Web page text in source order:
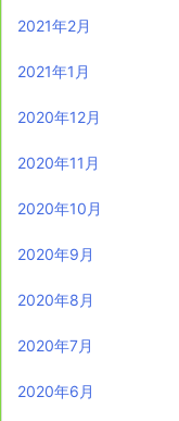
2021年2月
2021年1月
2020年12月
2020年11月
2020年10月
2020年9月
2020年8月
2020年7月
2020年6月